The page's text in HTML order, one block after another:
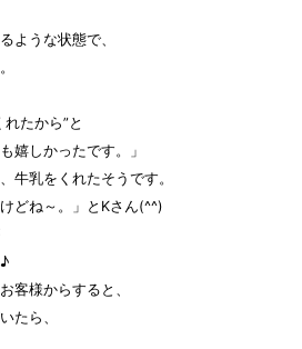
ような状態で、
たから”と
嬉しかったです。」
牛乳をくれたそうです。
どね～。」とKさん(^^)
客様からすると、
たら、